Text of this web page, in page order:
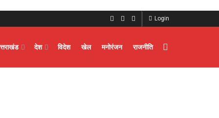
Login
देश विदेश खेल मनोरंजन राजनीति